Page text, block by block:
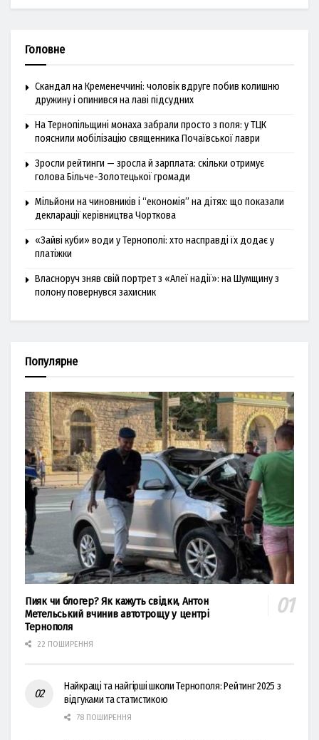
Головне
Скандал на Кременеччині: чоловік вдруге побив колишню
дружину і опинився на лаві підсудних
На Тернопільщині монаха забрали просто з поля: у ТЦК
пояснили мобілізацію священника Почаївської лаври
Зросли рейтинги — зросла й зарплата: скільки отримує
голова Більче-Золотецької громади
Мільйони на чиновників і “економія” на дітях: що показали
декларації керівництва Чорткова
«Зайві куби» води у Тернополі: хто насправді їх додає у
платіжки
Власноруч зняв свій портрет з «Алеї надії»: на Шумщину з
полону повернувся захисник
Популярне
Пияк чи блогер? Як кажуть свідки, Антон
Метельський вчинив автотрощу у центрі
Тернополя
22 ПОШИРЕННЯ
Найкращі та найгірші школи Тернополя: Рейтинг 2025 з
відгуками та статистикою
78 ПОШИРЕННЯ